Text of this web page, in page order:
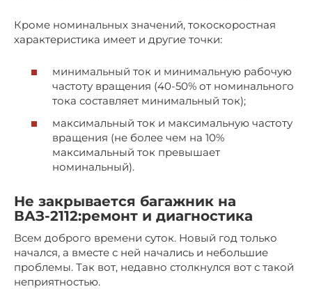
Кроме номинальных значений, токоскоростная
характеристика имеет и другие точки:
минимальный ток и минимальную рабочую
частоту вращения (40-50% от номинального
тока составляет минимальный ток);
максимальный ток и максимальную частоту
вращения (не более чем на 10%
максимальный ток превышает
номинальный).
Не закрывается багажник на
ВАЗ-2112:ремонт и диагностика
Всем доброго времени суток. Новый год только
начался, а вместе с ней начались и небольшие
проблемы. Так вот, недавно столкнулся вот с такой
неприятностью.